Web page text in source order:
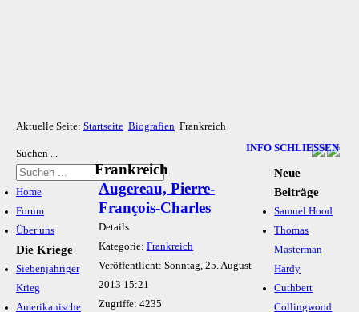
Aktuelle Seite: Startseite Biografien Frankreich
Suchen ...
Home
Forum
Über uns
Die Kriege
Siebenjähriger
Krieg
Amerikanische
Frankreich
Augereau, Pierre-
François-Charles
Details
Kategorie: Frankreich
Veröffentlicht: Sonntag, 25. August
2013 15:21
Zugriffe: 4235
INFO SCHLIESSEN
Neue
Beiträge
Samuel Hood
Thomas
Masterman
Hardy
Cuthbert
Collingwood